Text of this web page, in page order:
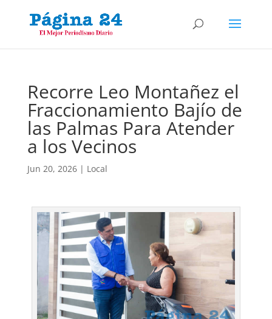
Recorre Leo Montañez el
Fraccionamiento Bajío de
las Palmas Para Atender
a los Vecinos
Jun 20, 2026| Local